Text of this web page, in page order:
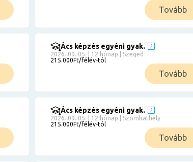
Tovább
Ács képzés egyéni gyak.
2026. 09. 05. | 12 hónap | Szeged
215.000Ft/félév-tól
Tovább
Ács képzés egyéni gyak.
2026. 09. 05. | 12 hónap | Szombathely
215.000Ft/félév-tól
Tovább